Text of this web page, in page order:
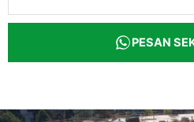
PESAN